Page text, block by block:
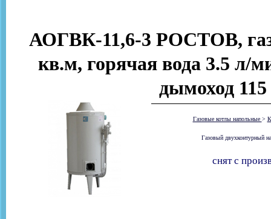
АОГВК-11,6-3 РОСТОВ,
кв.м, горячая вода 3.5 л/
дымоход
Газовые котлы напольные >
Газовый двухконтурный
снят с